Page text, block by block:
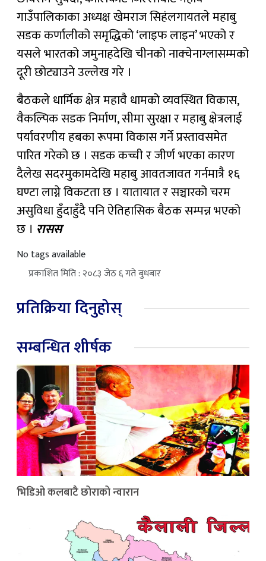
गाउँपालिकाका अध्यक्ष खेमराज सिहंलगायतले महाबु
सडक कर्णालीको समृद्धिको ‘लाइफ लाइन’ भएको र
यसले भारतको जमुनाहदेखि चीनको नाक्चेनाग्लासम्मको
दूरी छोट्याउने उल्लेख गरे ।
बैठकले धार्मिक क्षेत्र महावै धामको व्यवस्थित विकास,
वैकल्पिक सडक निर्माण, सीमा सुरक्षा र महाबु क्षेत्रलाई
पर्यावरणीय हबका रूपमा विकास गर्ने प्रस्तावसमेत
पारित गरेको छ । सडक कच्ची र जीर्ण भएका कारण
दैलेख सदरमुकामदेखि महाबु आवतजावत गर्नमात्रै १६
घण्टा लाग्ने विकटता छ । यातायात र सञ्चारको चरम
असुविधा हुँदाहुँदै पनि ऐतिहासिक बैठक सम्पन्न भएको
छ । रासस
No tags available
प्रकाशित मिति : २०८३ जेठ ६ गते बुधबार
प्रतिक्रिया दिनुहोस्
सम्बन्धित शीर्षक
भिडिओ कलबाटै छोराको न्वारान